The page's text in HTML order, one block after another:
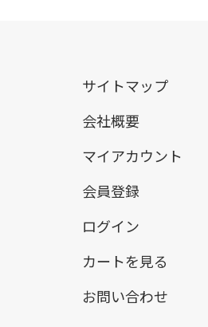
サイトマップ
会社概要
マイアカウント
会員登録
ログイン
カートを見る
お問い合わせ